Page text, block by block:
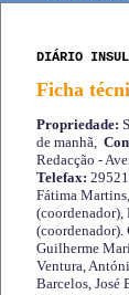
DIÁRIO
Ficha
Propriedade:
de manhã,
Redacção -
Telefax:
Fátima
(coordenador),
(coordenador).
Guilherme
Ventura,
Barcelos, José